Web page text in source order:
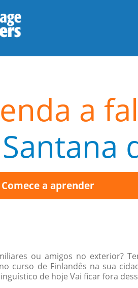
a
Comece a aprender
ou amigos no exterior?
curso de Finlandês na sua
de hoje Vai ficar fora